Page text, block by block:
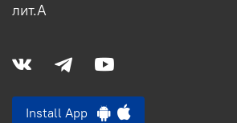
лит.А
Install App